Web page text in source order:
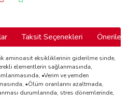
Taksit Seçenekleri
aminoasit eksikliklerinin giderilme sinde,
elementlerin sağlanmasında,
•Verim ve yemden
•Ölüm oranlarını azaltmada,
durumlarında, stres dönemlerinde,